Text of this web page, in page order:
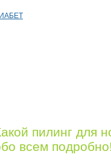
пилинг для
всем